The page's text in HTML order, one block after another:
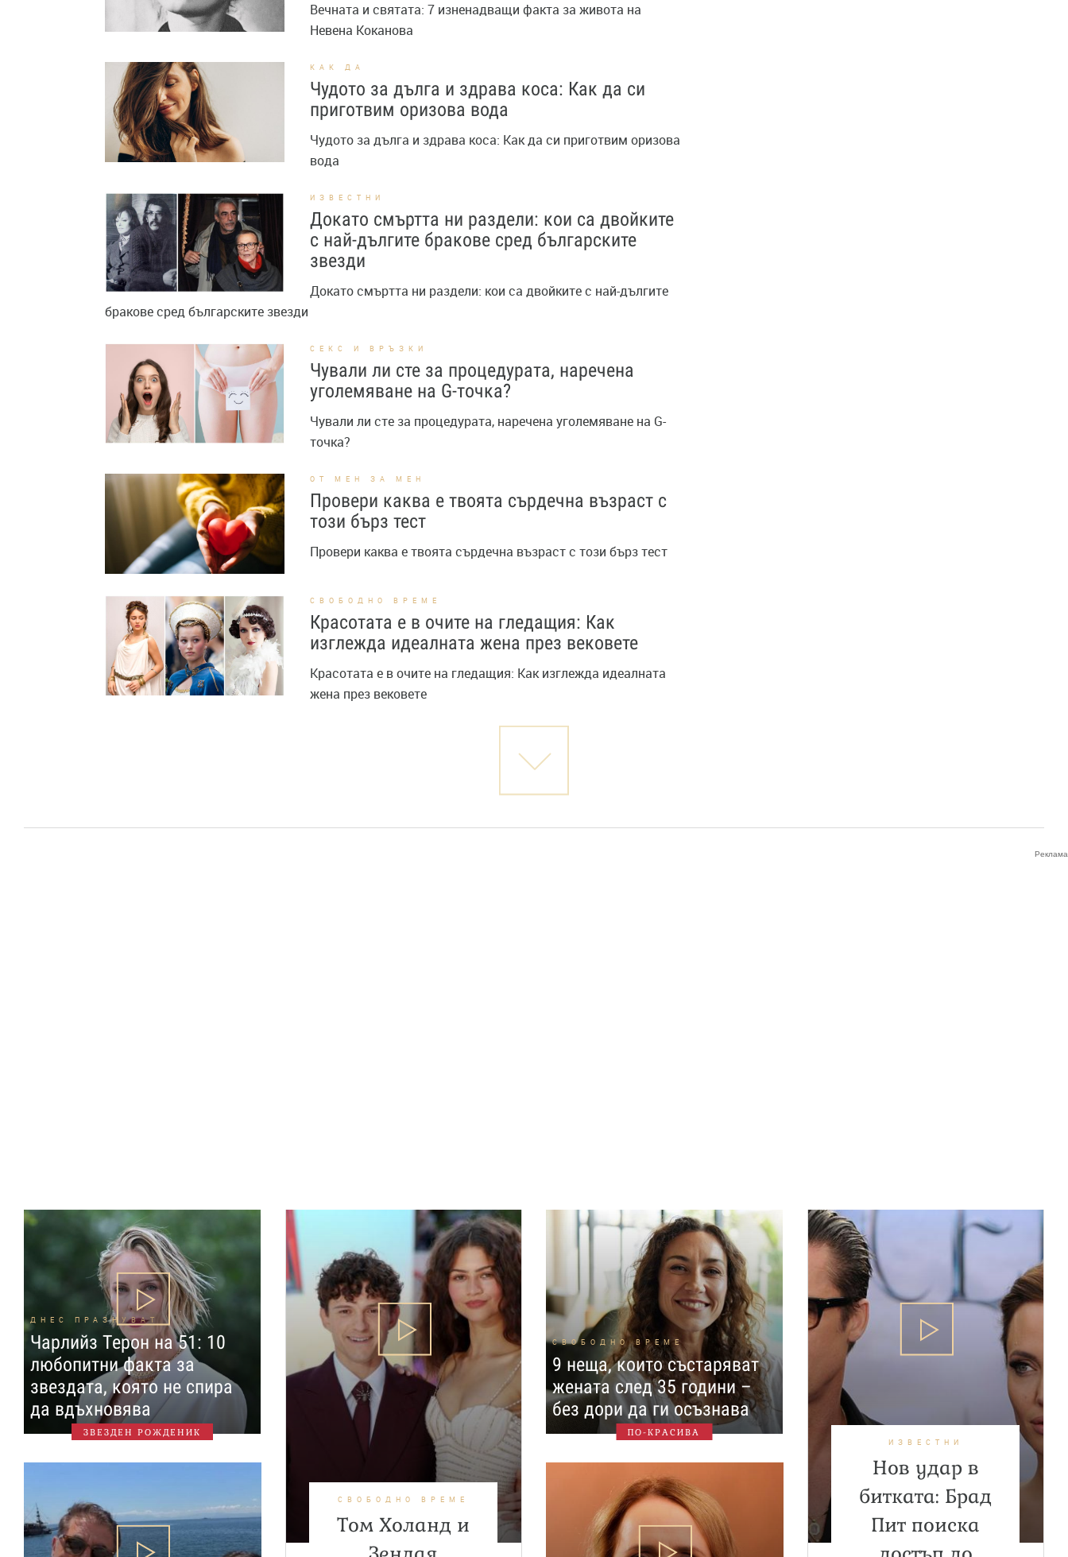
Вечната и святата: 7 изненадващи факта за живота на
Невена Коканова
КАК ДА
Чудото за дълга и здрава коса: Как да си
приготвим оризова вода
Чудото за дълга и здрава коса: Как да си приготвим оризова
вода
ИЗВЕСТНИ
Докато смъртта ни раздели: кои са двойките
с най-дългите бракове сред българските
звезди
Докато смъртта ни раздели: кои са двойките с най-дългите
бракове сред българските звезди
СЕКС И ВРЪЗКИ
Чували ли сте за процедурата, наречена
уголемяване на G-точка?
Чували ли сте за процедурата, наречена уголемяване на G-
точка?
ОТ МЕН ЗА МЕН
Провери каква е твоята сърдечна възраст с
този бърз тест
Провери каква е твоята сърдечна възраст с този бърз тест
СВОБОДНО ВРЕМЕ
Красотата е в очите на гледащия: Как
изглежда идеалната жена през вековете
Красотата е в очите на гледащия: Как изглежда идеалната
жена през вековете
ДНЕС ПРАЗНУВАТ
Чарлийз Терон на 51: 10
любопитни факта за
звездата, която не спира
да вдъхновява
ЗВЕЗДЕН РОЖДЕНИК
СВОБОДНО ВРЕМЕ
Том Холанд и
СВОБОДНО ВРЕМЕ
9 неща, които състаряват
жената след 35 години –
без дори да ги осъзнава
ПО-КРАСИВА
ИЗВЕСТНИ
Нов удар в
битката: Брад
Пит поиска